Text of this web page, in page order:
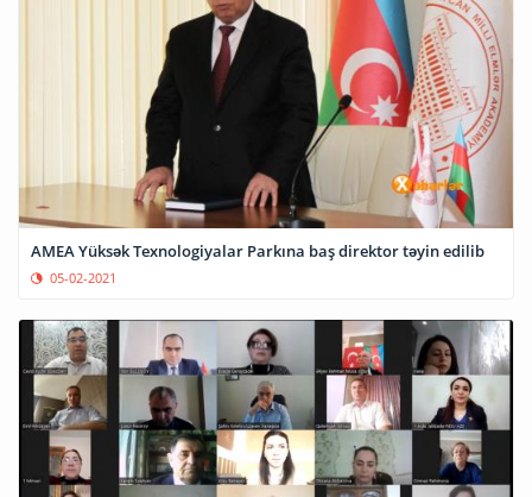
AMEA Yüksək Texnologiyalar Parkına baş direktor təyin edilib
05-02-2021